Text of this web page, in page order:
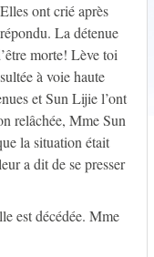
ont crié après
La détenue
morte! Lève toi
à voie haute
et Sun Lijie l’ont
relâchée, Mme Sun
la situation était
a dit de se presser
est décédée. Mme